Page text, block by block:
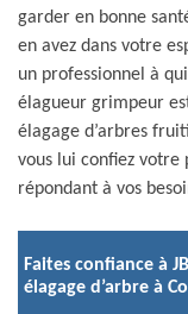
garder en bonne
en avez dans votre
un professionnel à
élagueur grimpeur
élagage d’arbres
vous lui confiez votre
répondant à vos
Faites confiance à
élagage d’arbre à